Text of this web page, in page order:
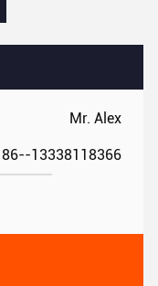
Mr. Alex
86--13338118366